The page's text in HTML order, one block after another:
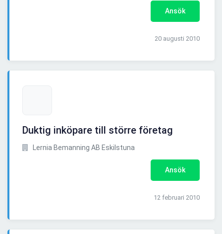
Ansök
20 augusti 2010
Duktig inköpare till större företag
Lernia Bemanning AB Eskilstuna
Ansök
12 februari 2010